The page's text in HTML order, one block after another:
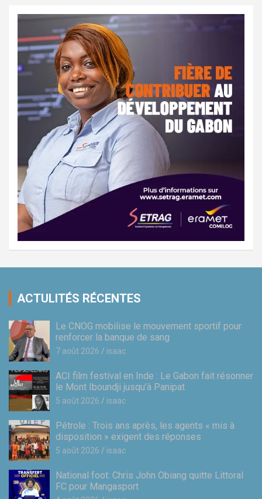
ACTULITÉS RÉCENTES
Le CNOG mobilise le mouvement sportif pour
renforcer la banque de sang
7 août 2026 isaac
ACI film festival en Inde : Le Gabon fait résonner
le Mont Iboundji jusqu’à Panipat
5 août 2026 isaac
Pétrole : Trois ans après, les agents « mis à
disposition » exigent des réponses
5 août 2026 isaac
National foot: Chris John Obiang quitte Littoral
FC pour Mangasport